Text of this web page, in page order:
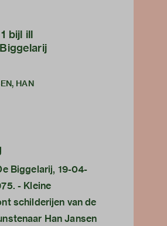
bijl ill
HAN
Biggelarij, 19-04-
- Kleine
schilderijen van de
Han Jansen